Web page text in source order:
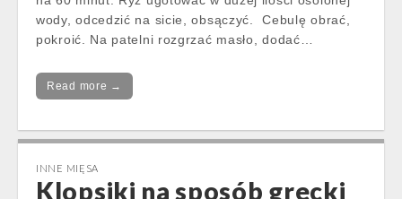
wody, odcedzić na sicie, obsączyć. Cebulę obrać,
pokroić. Na patelni rozgrzać masło, dodać…
Read more →
INNE MIĘSA
Klopsiki na sposób grecki